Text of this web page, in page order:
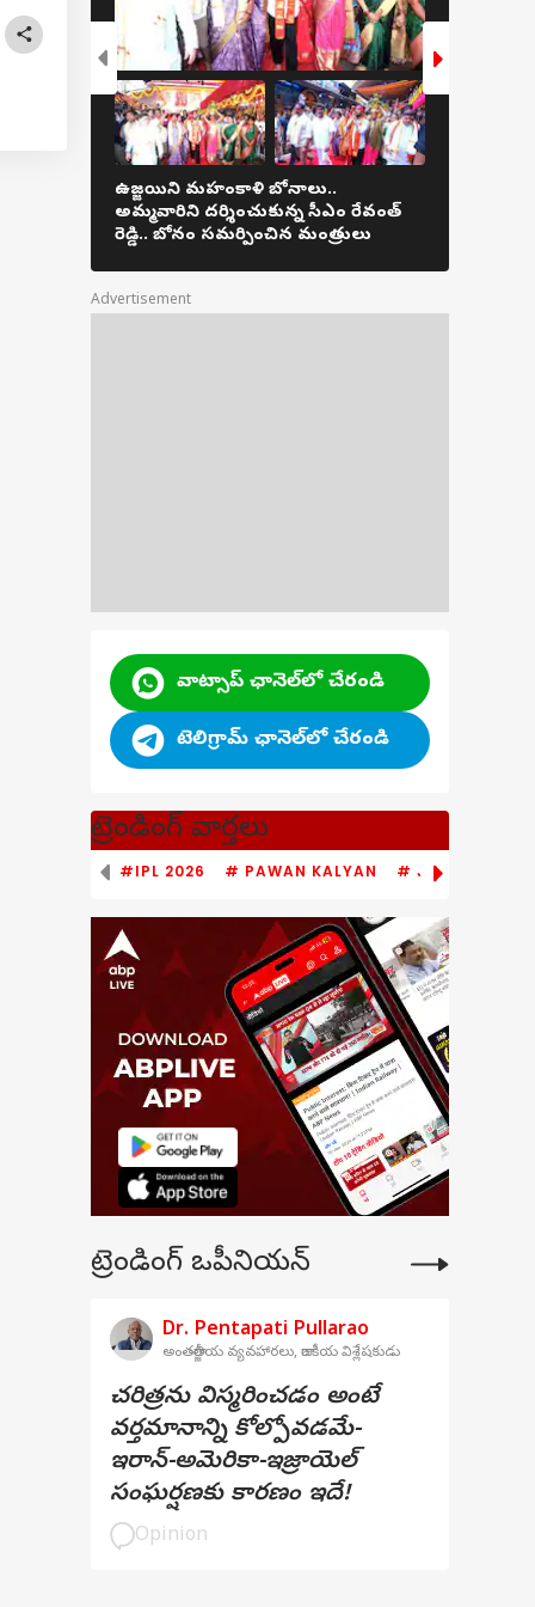
ఉజ్జయిని మహంకాళి బోనాలు..
అమ్మవారిని దర్శించుకున్న సీఎం రేవంత్
రెడ్డి.. బోనం సమర్పించిన మంత్రులు
Advertisement
వాట్సాప్ ఛానెల్‌లో చేరండి
టెలిగ్రామ్ ఛానెల్‌లో చేరండి
ట్రెండింగ్ వార్తలు
#IPL 2026 # PAWAN KALYAN # JAGAN
ట్రెండింగ్ ఒపీనియన్
Dr. Pentapati Pullarao
అంతర్జాతీయ వ్యవహారలు, రాజకీయ విశ్లేషకుడు
చరిత్రను విస్మరించడం అంటే
వర్తమానాన్ని కోల్పోవడమే-
ఇరాన్-అమెరికా-ఇజ్రాయెల్
సంఘర్షణకు కారణం ఇదే!
Opinion
లేకపోతే కష్టమే
టీమ్ పై రహానే